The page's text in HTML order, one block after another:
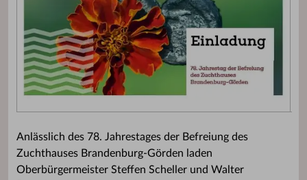
Anlässlich des 78. Jahrestages der Befreiung des
Zuchthauses Brandenburg-Görden laden
Oberbürgermeister Steffen Scheller und Walter